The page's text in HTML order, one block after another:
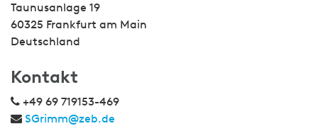
Taunusanlage 19
60325 Frankfurt am Main
Deutschland
Kontakt
+49 69 719153-469
SGrimm@zeb.de